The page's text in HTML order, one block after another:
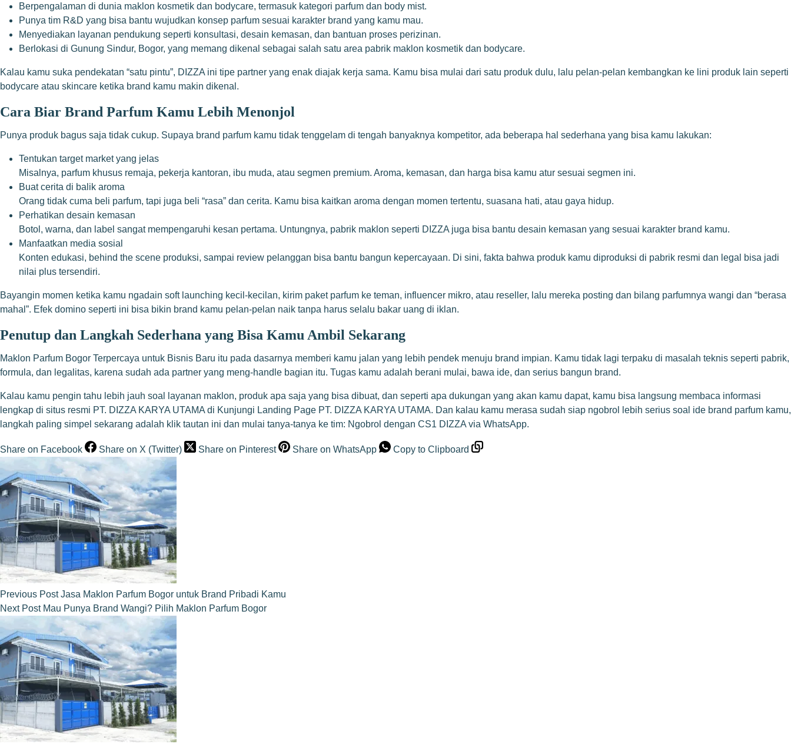
Berpengalaman di dunia maklon kosmetik dan bodycare, termasuk kategori parfum dan body mist.
Punya tim R&D yang bisa bantu wujudkan konsep parfum sesuai karakter brand yang kamu mau.
Menyediakan layanan pendukung seperti konsultasi, desain kemasan, dan bantuan proses perizinan.
Berlokasi di Gunung Sindur, Bogor, yang memang dikenal sebagai salah satu area pabrik maklon kosmetik dan bodycare.
Kalau kamu suka pendekatan “satu pintu”, DIZZA ini tipe partner yang enak diajak kerja sama. Kamu bisa mulai dari satu produk dulu, lalu pelan-pelan kembangkan ke lini produk lain seperti
bodycare atau skincare ketika brand kamu makin dikenal.
Cara Biar Brand Parfum Kamu Lebih Menonjol
Punya produk bagus saja tidak cukup. Supaya brand parfum kamu tidak tenggelam di tengah banyaknya kompetitor, ada beberapa hal sederhana yang bisa kamu lakukan:
Tentukan target market yang jelas
Misalnya, parfum khusus remaja, pekerja kantoran, ibu muda, atau segmen premium. Aroma, kemasan, dan harga bisa kamu atur sesuai segmen ini.
Buat cerita di balik aroma
Orang tidak cuma beli parfum, tapi juga beli “rasa” dan cerita. Kamu bisa kaitkan aroma dengan momen tertentu, suasana hati, atau gaya hidup.
Perhatikan desain kemasan
Botol, warna, dan label sangat mempengaruhi kesan pertama. Untungnya, pabrik maklon seperti DIZZA juga bisa bantu desain kemasan yang sesuai karakter brand kamu.
Manfaatkan media sosial
Konten edukasi, behind the scene produksi, sampai review pelanggan bisa bantu bangun kepercayaan. Di sini, fakta bahwa produk kamu diproduksi di pabrik resmi dan legal bisa jadi
nilai plus tersendiri.
Bayangin momen ketika kamu ngadain soft launching kecil-kecilan, kirim paket parfum ke teman, influencer mikro, atau reseller, lalu mereka posting dan bilang parfumnya wangi dan “berasa
mahal”. Efek domino seperti ini bisa bikin brand kamu pelan-pelan naik tanpa harus selalu bakar uang di iklan.
Penutup dan Langkah Sederhana yang Bisa Kamu Ambil Sekarang
Maklon Parfum Bogor Terpercaya untuk Bisnis Baru itu pada dasarnya memberi kamu jalan yang lebih pendek menuju brand impian. Kamu tidak lagi terpaku di masalah teknis seperti pabrik,
formula, dan legalitas, karena sudah ada partner yang meng-handle bagian itu. Tugas kamu adalah berani mulai, bawa ide, dan serius bangun brand.
Kalau kamu pengin tahu lebih jauh soal layanan maklon, produk apa saja yang bisa dibuat, dan seperti apa dukungan yang akan kamu dapat, kamu bisa langsung membaca informasi
lengkap di situs resmi PT. DIZZA KARYA UTAMA di Kunjungi Landing Page PT. DIZZA KARYA UTAMA. Dan kalau kamu merasa sudah siap ngobrol lebih serius soal ide brand parfum kamu,
langkah paling simpel sekarang adalah klik tautan ini dan mulai tanya-tanya ke tim: Ngobrol dengan CS1 DIZZA via WhatsApp.
Share on Facebook Share on X (Twitter) Share on Pinterest Share on WhatsApp Copy to Clipboard
Previous Post Jasa Maklon Parfum Bogor untuk Brand Pribadi Kamu
Next Post Mau Punya Brand Wangi? Pilih Maklon Parfum Bogor